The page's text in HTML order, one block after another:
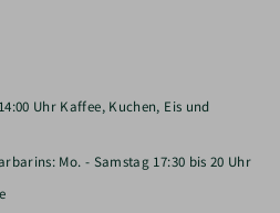
Uhr Kaffee, Kuchen, Eis und
Mo. - Samstag 17:30 bis 20 Uhr